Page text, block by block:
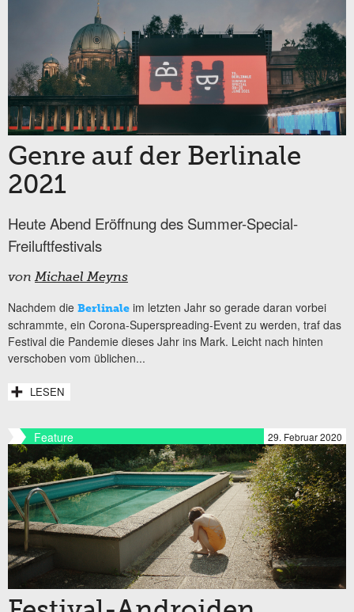
Genre auf der Berlinale
2021
Heute Abend Eröffnung des Summer-Special-
Freiluftfestivals
vonMichael Meyns
Nachdem die Berlinale im letzten Jahr so gerade daran vorbei
schrammte, ein Corona-Superspreading-Event zu werden, traf das
Festival die Pandemie dieses Jahr ins Mark. Leicht nach hinten
verschoben vom üblichen...
LESEN
Feature 29. Februar 2020